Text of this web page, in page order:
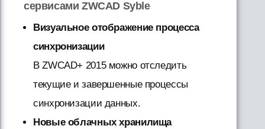
сервисами ZWCAD Syble
Визуальное отображение процесса
синхронизации
В ZWCAD+ 2015 можно отследить
текущие и завершенные процессы
синхронизации данных.
Новые облачных хранилища